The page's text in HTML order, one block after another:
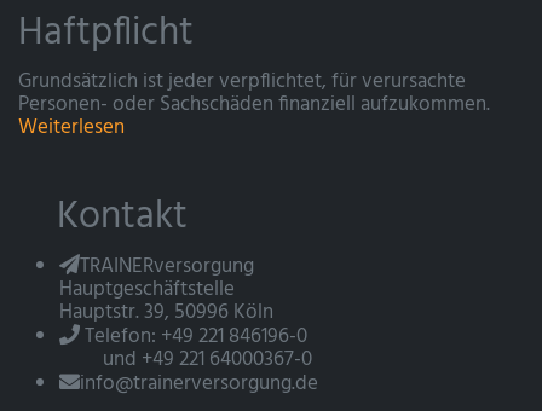
Haftpflicht
Grundsätzlich ist jeder verpflichtet, für verursachte
Personen- oder Sachschäden finanziell aufzukommen.
Weiterlesen
Kontakt
TRAINERversorgung
Hauptgeschäftstelle
Hauptstr. 39, 50996 Köln
Telefon: +49 221 846196-0
und +49 221 64000367-0
info@trainerversorgung.de